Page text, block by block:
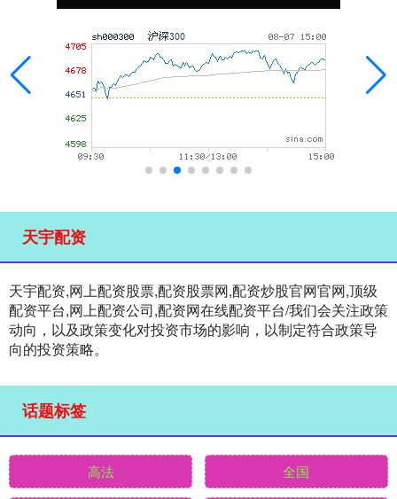
天宇配资
天宇配资,网上配资股票,配资股票网,配资炒股官网官网,顶级
配资平台,网上配资公司,配资网在线配资平台/我们会关注政策
动向，以及政策变化对投资市场的影响，以制定符合政策导
向的投资策略。
话题标签
高法 全国